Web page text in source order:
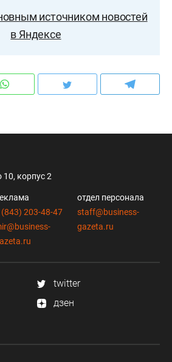
источником новостей
в Яндексе
10, корпус 2
(843) 203-48-47
отдел персонала
staff@business-
gazeta.ru
twitter
дзен